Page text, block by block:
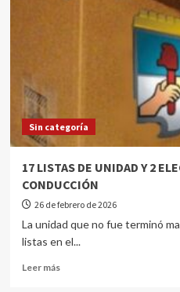
Sin categoría
17 LISTAS DE UNIDAD Y 2
CONDUCCIÓN
26 de febrero de 2026
La unidad que no fue terminó
listas en el...
Leer más